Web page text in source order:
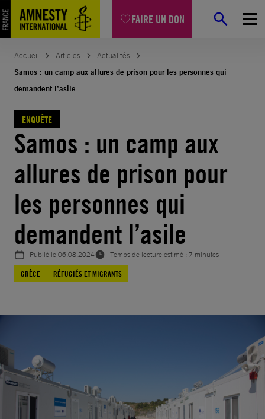
FAIRE UN DON
Aller
au
contenu
Accueil Articles
Actualités
Samos : un camp aux allures de prison pour les personnes qui
demandent l’asile
ENQUÊTE
Samos : un camp aux
allures de prison pour
les personnes qui
demandent l’asile
Publié le06.08.2024
Temps de lecture estimé : 7 minutes
GRÈCE
RÉFUGIÉS ET MIGRANTS